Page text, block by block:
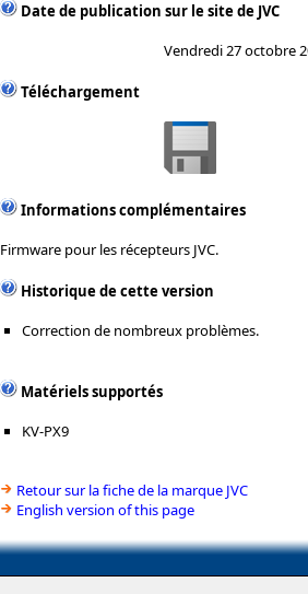
Date de publication sur le site de JVC
Vendredi 27 octobre
Téléchargement
Informations complémentaires
Firmware pour les récepteurs JVC.
Historique de cette version
Correction de nombreux problèmes.
Matériels supportés
KV-PX9
Retour sur la fiche de la marque JVC
English version of this page